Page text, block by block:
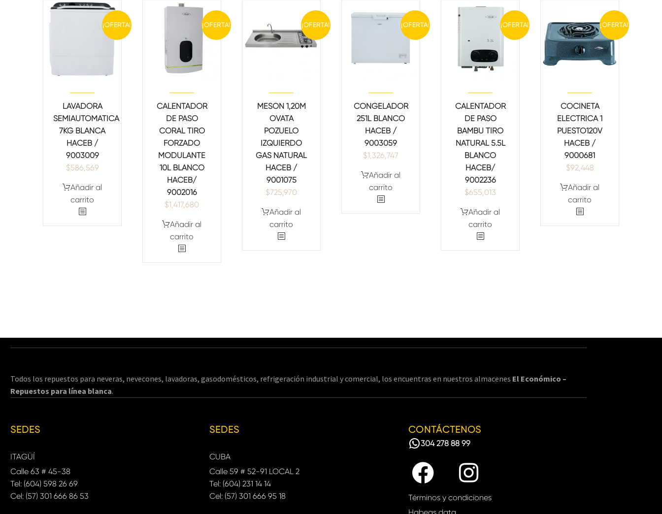
¡OFERTA!
LAVADORA
SEMIAUTOMATICA
7KG BLANCA
HACEB /
9003009
$586,569
Añadir al
carrito
¡OFERTA!
CALENTADOR
DE PASO
CORAL TIRO
FORZADO
MODULANTE
10L BLANCO
HACEB/
9002016
$1,417,680
Añadir al
carrito
¡OFERTA!
MESON 1,20M
OVATA
POZUELO
IZQUIERDO
GAS NATURAL
HACEB /
9001075
$725,970
Añadir al
carrito
¡OFERTA!
CONGELADOR
251L BLANCO
HACEB /
9003059
$1,326,747
Añadir al
carrito
¡OFERTA!
CALENTADOR
DE PASO
BAMBÚ TIRO
NATURAL 5.5L
BLANCO
HACEB/
9002236
$655,013
Añadir al
carrito
¡OFERTA!
COCINETA
ELECTRICA 1
PUESTO120V
HACEB /
9000681
$92,448
Añadir al
carrito
Todos los repuestos para neveras, nevecones, lavadoras, gasodomésticos, refrigeración industrial y comercial, los encuentras en nuestros almacenes El Económico –
Repuestos para línea blanca.
SEDES
ITAGÜÍ
Calle 63 # 45-38
Tel: (604) 598 26 69
Cel: (57) 301 666 86 53
SEDES
CUBA
Calle 59 # 52-91 LOCAL 2
Tel: (604) 231 14 14
Cel: (57) 301 666 95 18
CONTÁCTENOS
304 278 88 99
Términos y condiciones